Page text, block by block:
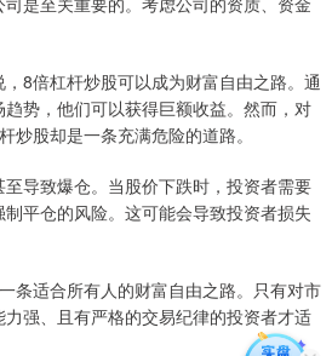
8倍杠杆炒股可以成为财富自由之路。通
势，他们可以获得巨额收益。然而，对
炒股却是一条充满危险的道路。
导致爆仓。当股价下跌时，投资者需要
平仓的风险。这可能会导致投资者损失
条适合所有人的财富自由之路。只有对市
强、且有严格的交易纪律的投资者才适